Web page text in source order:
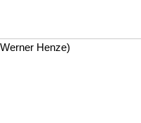
Henze)